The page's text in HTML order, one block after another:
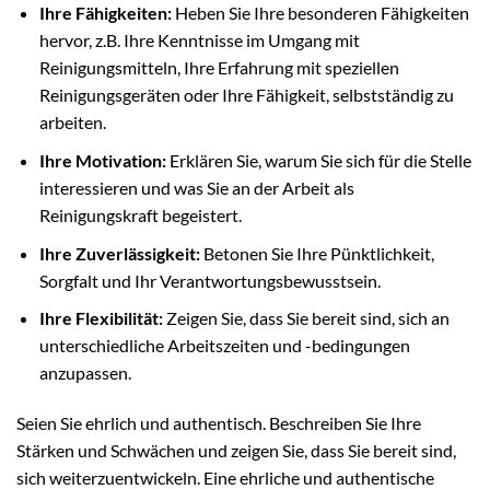
Ihre Fähigkeiten:Heben Sie Ihre besonderen Fähigkeiten
hervor, z.B. Ihre Kenntnisse im Umgang mit
Reinigungsmitteln, Ihre Erfahrung mit speziellen
Reinigungsgeräten oder Ihre Fähigkeit, selbstständig zu
arbeiten.
Ihre Motivation:Erklären Sie, warum Sie sich für die Stelle
interessieren und was Sie an der Arbeit als
Reinigungskraft begeistert.
Ihre Zuverlässigkeit:Betonen Sie Ihre Pünktlichkeit,
Sorgfalt und Ihr Verantwortungsbewusstsein.
Ihre Flexibilität:Zeigen Sie, dass Sie bereit sind, sich an
unterschiedliche Arbeitszeiten und -bedingungen
anzupassen.
Seien Sie ehrlich und authentisch. Beschreiben Sie Ihre
Stärken und Schwächen und zeigen Sie, dass Sie bereit sind,
sich weiterzuentwickeln. Eine ehrliche und authentische